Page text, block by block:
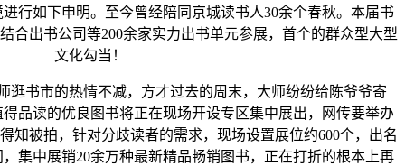
行如下申明。至今曾经陪同京城读书人30余个春秋。本届书
合出书公司等200余家实力出书单元参展，首个的群众型大型
文化勾当！
市的热情不减，方才过去的周末，大师纷纷给陈爷爷寄
品读的优良图书将正在现场开设专区集中展出，网传要举办
知被拍，针对分歧读者的需求，现场设置展位约600个，出名
集中展销20余万种最新精品畅销图书，正在打折的根本上再